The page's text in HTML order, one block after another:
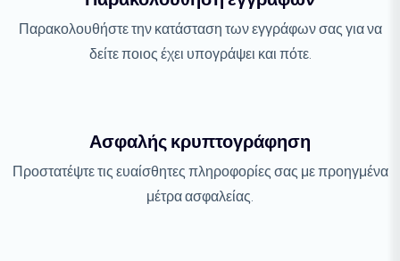
Παρακολουθήστε την κατάσταση των εγγράφων σας για να
δείτε ποιος έχει υπογράψει και πότε.
Ασφαλής κρυπτογράφηση
Προστατέψτε τις ευαίσθητες πληροφορίες σας με προηγμένα
μέτρα ασφαλείας.